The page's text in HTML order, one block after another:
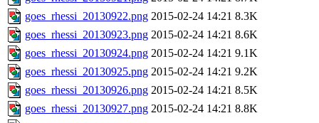
goes_rhessi_20130922.png 2015-02-24 14:21 8.3K
goes_rhessi_20130923.png 2015-02-24 14:21 8.6K
goes_rhessi_20130924.png 2015-02-24 14:21 9.1K
goes_rhessi_20130925.png 2015-02-24 14:21 9.2K
goes_rhessi_20130926.png 2015-02-24 14:21 8.5K
goes_rhessi_20130927.png 2015-02-24 14:21 8.8K